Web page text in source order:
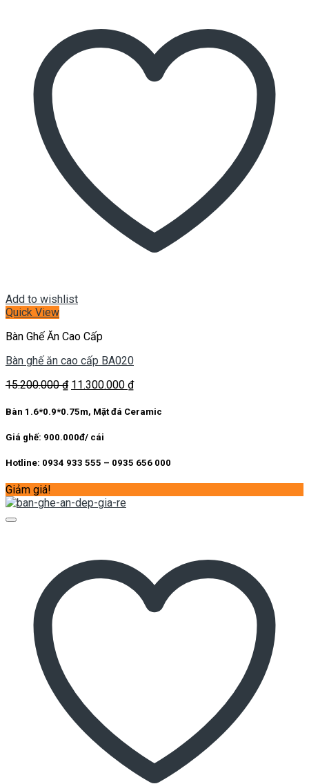
Add to wishlist
Quick View
Bàn Ghế Ăn Cao Cấp
Bàn ghế ăn cao cấp BA020
15.200.000₫ Giá
là:
11.300.000 ₫Giá
tại
Bàn 1.6*0.9*0.75m, Mặt đá Ceramic
Giá ghế: 900.000đ/ cái
Hotline: 0934 933 555 – 0935 656 000
Giảm giá!